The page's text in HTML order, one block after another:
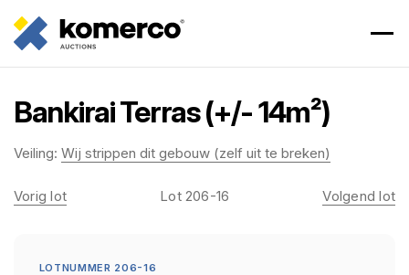
Bankirai Terras (+/- 14m²)
Veiling: Wij strippen dit gebouw (zelf uit te breken)
Vorig lot Lot 206-16 Volgend lot
LOTNUMMER 206-16